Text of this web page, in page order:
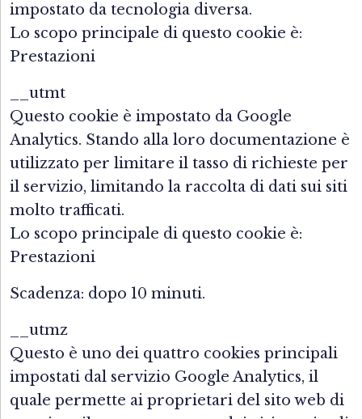
impostato da tecnologia diversa.
Lo scopo principale di questo cookie è:
Prestazioni
__utmt
Questo cookie è impostato da Google
Analytics. Stando alla loro documentazione è
utilizzato per limitare il tasso di richieste per
il servizio, limitando la raccolta di dati sui siti
molto trafficati.
Lo scopo principale di questo cookie è:
Prestazioni
Scadenza: dopo 10 minuti.
__utmz
Questo è uno dei quattro cookies principali
impostati dal servizio Google Analytics, il
quale permette ai proprietari del sito web di